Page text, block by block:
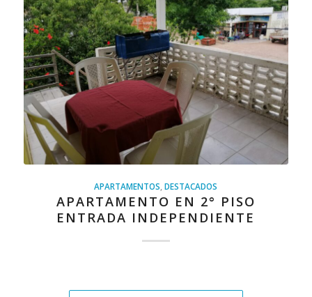
APARTAMENTOS ,DESTACADOS
APARTAMENTO EN 2° PISO
ENTRADA INDEPENDIENTE